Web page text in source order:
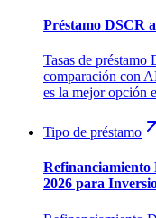
Préstamo DSCR
Tasas de préstamo
comparación con
es la mejor opción
Tipo de préstamo
Refinanciamiento
2026 para